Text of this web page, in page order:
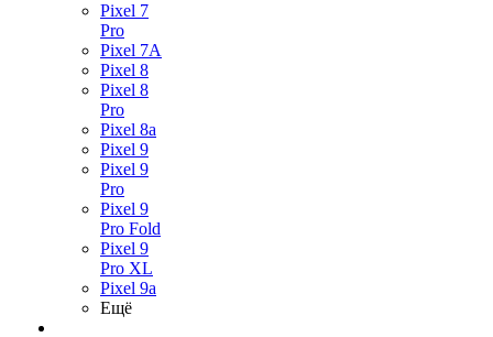
Pixel 7
Pro
Pixel 7A
Pixel 8
Pixel 8
Pro
Pixel 8a
Pixel 9
Pixel 9
Pro
Pixel 9
Pro Fold
Pixel 9
Pro XL
Pixel 9a
Ещё